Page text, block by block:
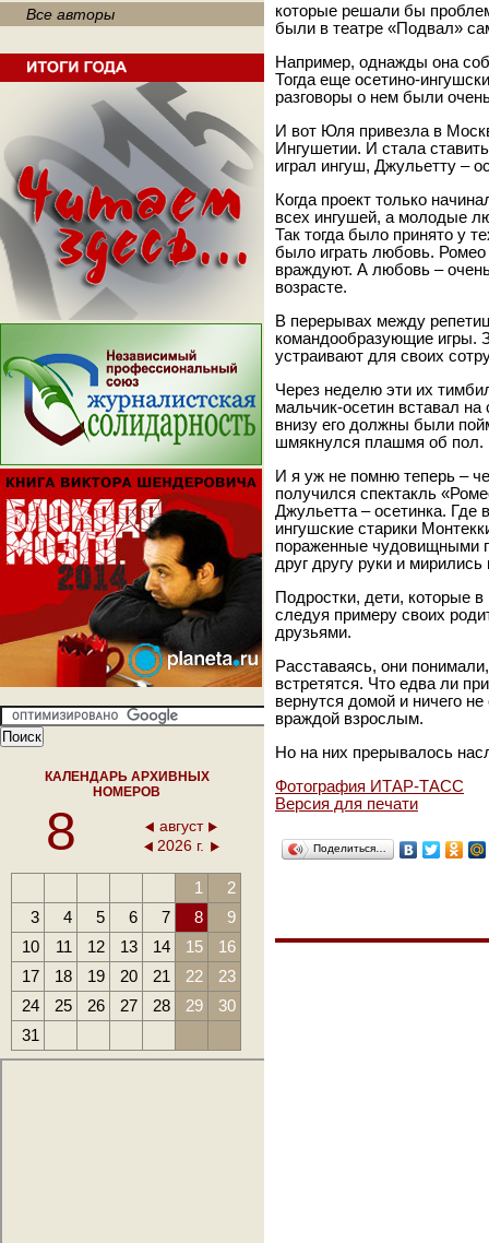
Все авторы
КАЛЕНДАРЬ АРХИВНЫХ
НОМЕРОВ
8
август
2026 г.
1
2
3
4 5 6 7 8
9
10
11 12 13 14 15
16
17
18 19 20 21 22
23
24
25 26 27 28 29
30
31
которые решали бы
были в театре «Подвал»
Например, однажды она
Тогда еще осетино-
разговоры о нем были
И вот Юля привезла в
Ингушетии. И стала
играл ингуш, Джульетту –
Когда проект только
всех ингушей, а молодые
Так тогда было принято у
было играть любовь. Ромео
враждуют. А любовь –
возрасте.
В перерывах между
командообразующие игры.
устраивают для своих
Через неделю эти их
мальчик-осетин вставал
внизу его должны были
шмякнулся плашмя об пол.
И я уж не помню теперь –
получился спектакль
Джульетта – осетинка.
ингушские старики
пораженные чудовищными
друг другу руки и мирились
Подростки, дети, которые
следуя примеру своих
друзьями.
Расставаясь, они
встретятся. Что едва ли
вернутся домой и ничего
враждой взрослым.
Но на них прерывалось
Фотография ИТАР-ТАСС
Версия для печати
Поделиться…